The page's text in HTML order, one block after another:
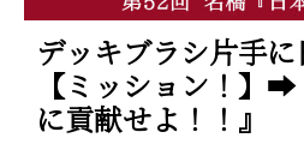
デッキブラシ片手に
【ミッション！】
に貢献せよ！！』